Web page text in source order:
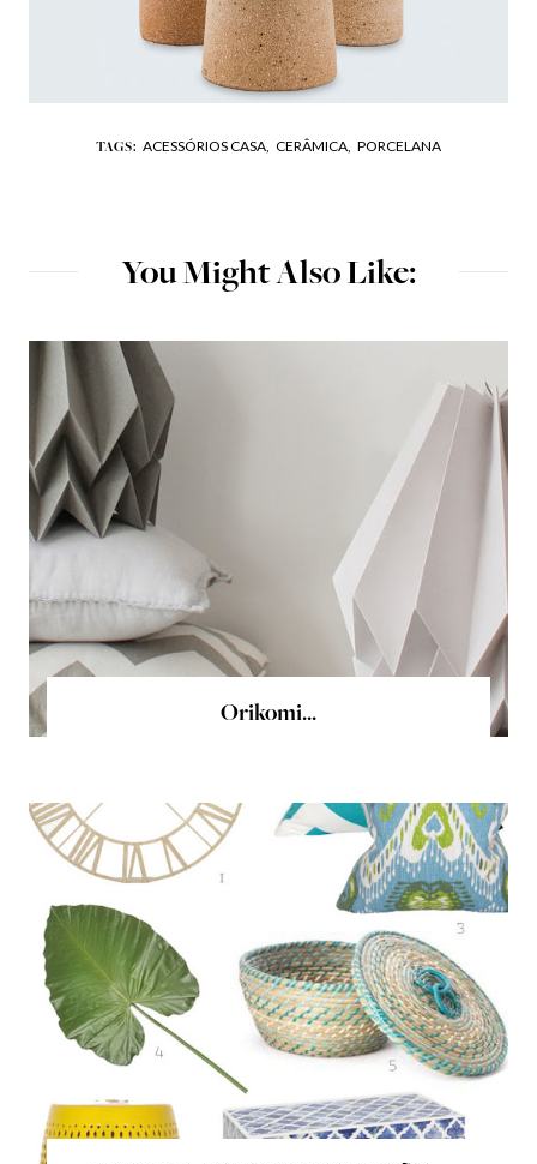
TAGS: ACESSÓRIOS CASA, CERÂMICA, PORCELANA
You Might Also Like:
Orikomi...